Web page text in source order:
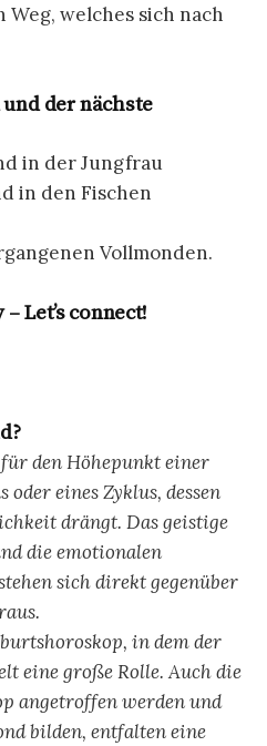
welches sich nach
der nächste
in der Jungfrau
in den Fischen
Vollmonden.
Let’s connect!
den Höhepunkt einer
oder eines Zyklus, dessen
drängt. Das geistige
die emotionalen
sich direkt gegenüber
in dem der
eine große Rolle. Auch die
angetroffen werden und
bilden, entfalten eine